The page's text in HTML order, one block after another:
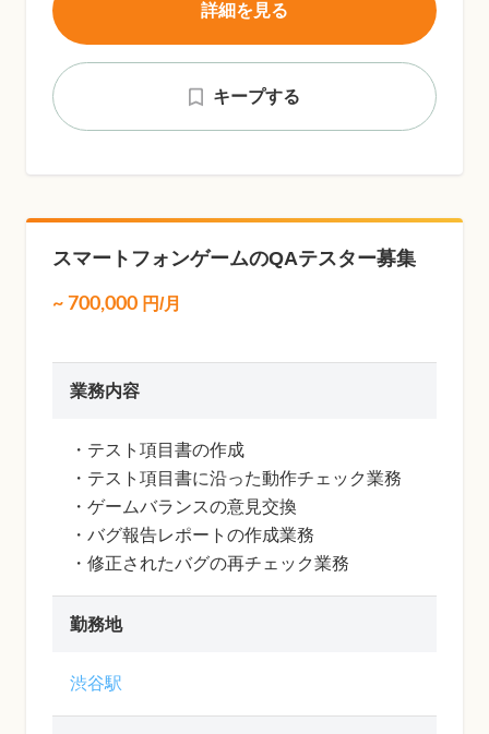
キープする
詳細を見る
スマートフォンゲームのQAテスター募集
~ 700,000 円/月
業務内容
・テスト項目書の作成
・テスト項目書に沿った動作チェック業務
・ゲームバランスの意見交換
・バグ報告レポートの作成業務
・修正されたバグの再チェック業務
勤務地
渋谷駅